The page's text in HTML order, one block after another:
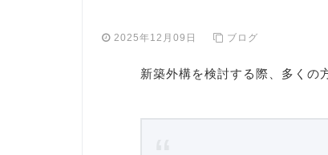
2025年12月09日 ブログ
新築外構を検討する際、多くの